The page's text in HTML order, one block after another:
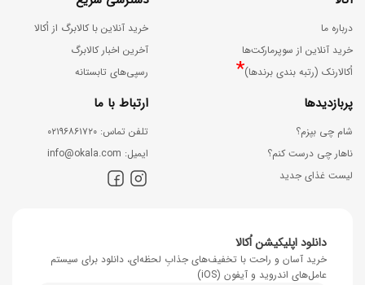
درباره ما
خرید آنلاین از سوپرمارکت‌ها
اُکالارنک (رتبه بندی برندها)*
خرید آنلاین با کالابرگ از اُکالا
آخرین اخبار کالابرگ
رسپی‌های تابستانه
پربازدیدها
شام چی بپزم؟
ناهار چی درست کنم؟
لیست غذای جدید
ارتباط با ما
ﺗﻠﻔﻦ ﺗﻤﺎس: ۰۲۱۹۶۸۶۱۷۲۰
اﯾﻤﯿﻞ: info@okala.com
دانلود اپلیکیشن اُکالا
خرید آسان و راحت با تخفیف‌های جذابِ لحظه‌ای، دانلود برای سیستم
عامل‌های اندروید و آیفون (iOS)